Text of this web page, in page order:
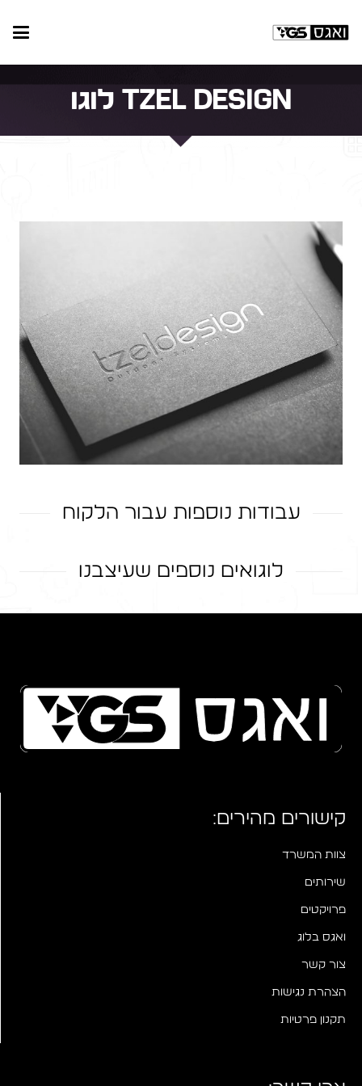
Tzel Design לוגו
עבודות נוספות עבור הלקוח
מיתוג Tzeldesign
לוגואים נוספים שעיצבנו
קישורים מהירים:
צוות המשרד
שירותים
פרויקטים
ואגס בלוג
צור קשר
הצהרת נגישות
תקנון פרטיות